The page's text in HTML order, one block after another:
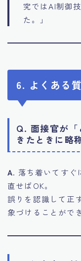
究ではAI制御
た。」
6. よくある
Q. 面接官が
きたときに略
A. 落ち着いてすぐ
直せばOK。
誤りを認識して正
象づけることがで